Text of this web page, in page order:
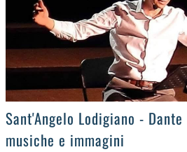
>
Sant'Angelo Lodigiano -
musiche e immagini